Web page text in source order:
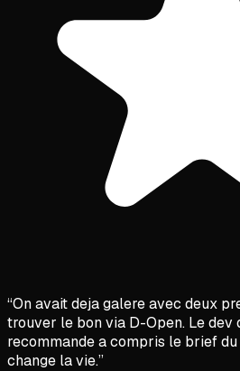
“On avait deja galere avec deux
trouver le bon via D-Open. Le dev
recommande a compris le brief
change la vie.”